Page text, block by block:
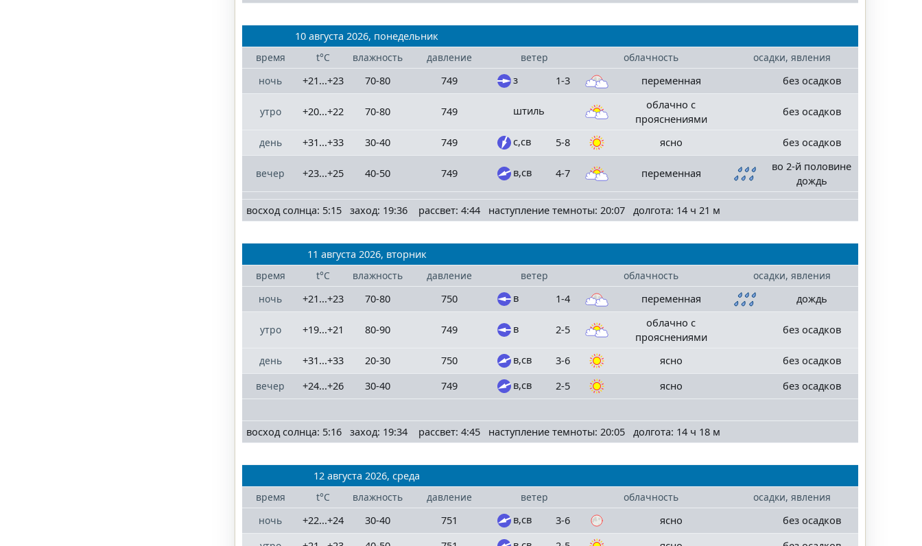
10 августа 2026, понедельник
время t°C влажность давление ветер облачность
осадки, явления
ночь
+21...+23 70-80 749 з 1-3 переменная без осадков
утро +20...+22 70-80 749 штиль
облачно с
прояснениями
без осадков
день +31...+33 30-40 749 с,св 5-8 ясно без осадков
вечер +23...+25 40-50 749 в,св 4-7 переменная
во 2-й половине
дождь
восход солнца: 5:15 заход: 19:36 рассвет: 4:44 наступление темноты: 20:07 долгота: 14 ч 21 м
11 августа 2026, вторник
время t°C влажность давление ветер облачность
осадки, явления
ночь
+21...+23 70-80 750 в 1-4 переменная дождь
утро +19...+21 80-90 749 в 2-5
облачно с
прояснениями
без осадков
день +31...+33 20-30 750 в,св 3-6 ясно без осадков
вечер +24...+26 30-40 749 в,св 2-5 ясно без осадков
восход солнца: 5:16 заход: 19:34 рассвет: 4:45 наступление темноты: 20:05 долгота: 14 ч 18 м
12 августа 2026, среда
время t°C влажность давление ветер облачность
осадки, явления
ночь
+22...+24 30-40 751 в,св 3-6 ясно без осадков